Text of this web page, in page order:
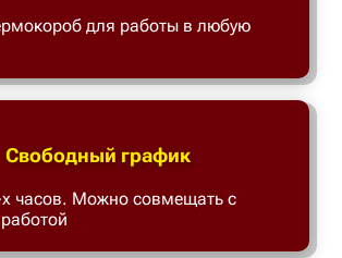
для работы в любую
Свободный график
часов. Можно совмещать с